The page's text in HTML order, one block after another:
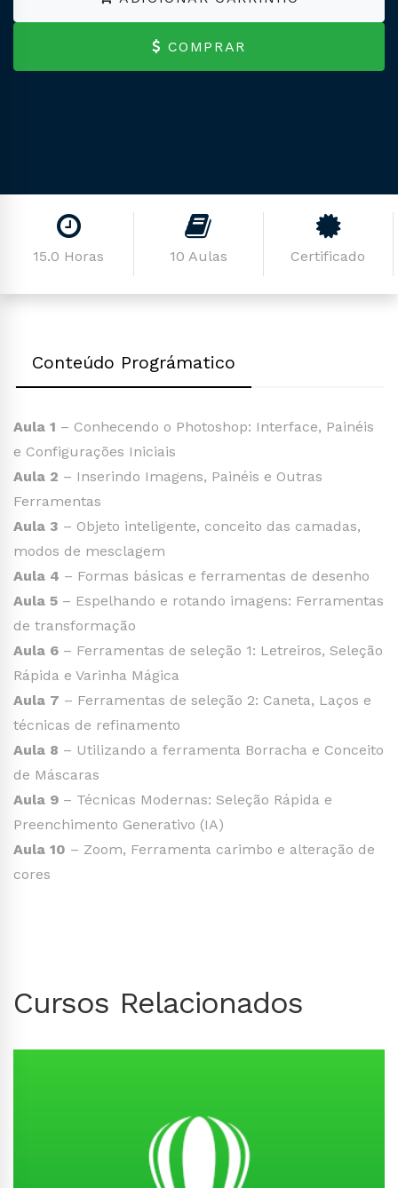
COMPRAR
15.0 Horas 10 Aulas Certificado
Conteúdo Prográmatico
Aula 1 – Conhecendo o Photoshop: Interface, Painéis
e Configurações Iniciais
Aula 2 – Inserindo Imagens, Painéis e Outras
Ferramentas
Aula 3 – Objeto inteligente, conceito das camadas,
modos de mesclagem
Aula 4 – Formas básicas e ferramentas de desenho
Aula 5 – Espelhando e rotando imagens: Ferramentas
de transformação
Aula 6 – Ferramentas de seleção 1: Letreiros, Seleção
Rápida e Varinha Mágica
Aula 7 – Ferramentas de seleção 2: Caneta, Laços e
técnicas de refinamento
Aula 8 – Utilizando a ferramenta Borracha e Conceito
de Máscaras
Aula 9 – Técnicas Modernas: Seleção Rápida e
Preenchimento Generativo (IA)
Aula 10 – Zoom, Ferramenta carimbo e alteração de
cores
Cursos Relacionados